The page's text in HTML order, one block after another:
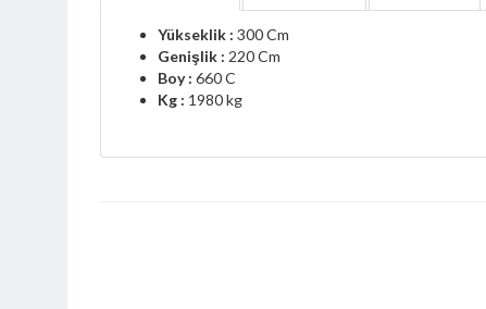
Yükseklik : 300 Cm
Genişlik : 220 Cm
Boy : 660 C
Kg : 1980 kg